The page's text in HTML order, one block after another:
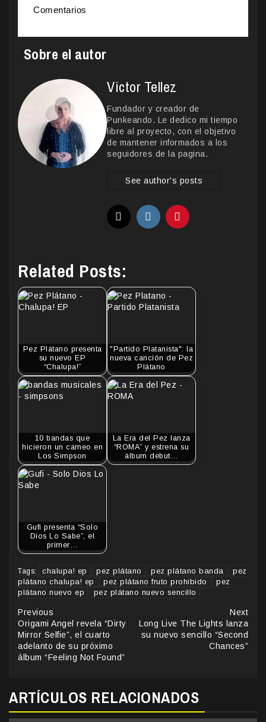
Comentarios
Sobre el autor
Victor Tellez
Fundador y creador de
Punkeando. Le dedico mi tiempo
libre al proyecto, con el objetivo
de mantener informados a los
seguidores de la pagina.
See author's posts
Related Posts:
Pez Plátano presenta
su nuevo EP
“Chalupa!”
"Partido Platanista": la
nueva canción de Pez
Plátano
10 bandas que
hicieron un cameo en
Los Simpson
La Era del Pez lanza
“ROMA” y estrena su
álbum debut…
Gufi presenta “Solo
Dios Lo Sabe”, el
primer…
Tags: chalupa! ep pez plátano pez plátano banda
pez
plátano chalupa! ep
pez plátano fruto prohibido
pez
plátano nuevo ep
pez plátano nuevo sencillo
Continue
Reading
Previous
Origami Angel revela “Dirty
Mirror Selfie”, el cuarto
adelanto de su próximo
álbum “Feeling Not Found”
Next
Long Live The Lights lanza
su nuevo sencillo “Second
Chances”
ARTÍCULOS RELACIONADOS